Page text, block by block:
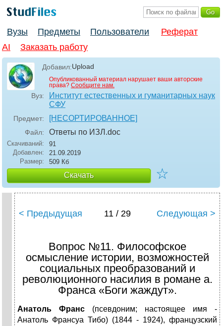
Вузы Предметы Пользователи
Реферат
AI
Заказать работу
Добавил:Upload
Опубликованный материал нарушает ваши авторские
права? Сообщите нам.
Вуз:
Институт естественных и гуманитарных наук
СФУ
Предмет: [НЕСОРТИРОВАННОЕ]
Файл: Ответы по ИЗЛ .doc
Скачиваний:
91
Добавлен:
21.09.2019
Размер:
509 Кб
Скачать ☆
< Предыдущая 11 / 29 Следующая >
Вопрос №11. Философское
осмысление истории, возможностей
социальных пре­образований и
революционного насилия в романе а.
Франса «Боги жаж­дут».
Анатоль Франс (псевдоним; настоящее имя -
Анатоль Франсуа Тибо) (1844 - 1924), французский